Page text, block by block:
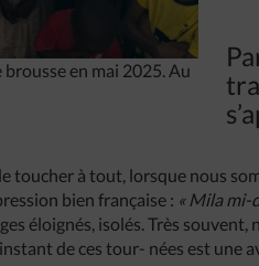
en mai 2025. Au
toucher à tout, lorsque nous
bien française : « Mila mi-
éloignés, isolés. Très
de ces tour- nées est une